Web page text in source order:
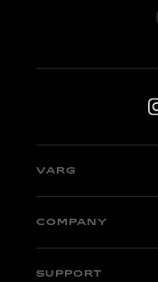
VARG
VARG EX
COMPANY
About us
SUPPORT